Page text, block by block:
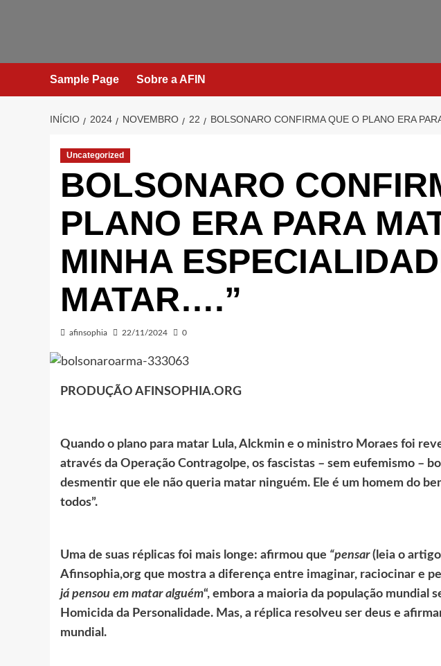
Sample Page Sobre a AFIN
INÍCIO 2024 NOVEMBRO 22 BOLSONARO CONFIRMA QUE O PLANO ERA
Uncategorized
BOLSONARO
PLANO ERA PARA
MINHA
MATAR….”
afinsophia 22/11/2024 0
PRODUÇÃO AFINSOPHIA.ORG
Quando o plano para matar Lula, Alckmin e o ministro Moraes foi
através da Operação Contragolpe, os fascistas – sem eufemismo –
desmentir que ele não queria matar ninguém. Ele é um homem do
todos”.
Uma de suas réplicas foi mais longe: afirmou que “pensar(leia o artigo
Afinsophia,org que mostra a diferença entre imaginar, raciocinar e
já pensou em matar alguém“, embora a maioria da população mundial
Homicida da Personalidade. Mas, a réplica resolveu ser deus e
mundial.